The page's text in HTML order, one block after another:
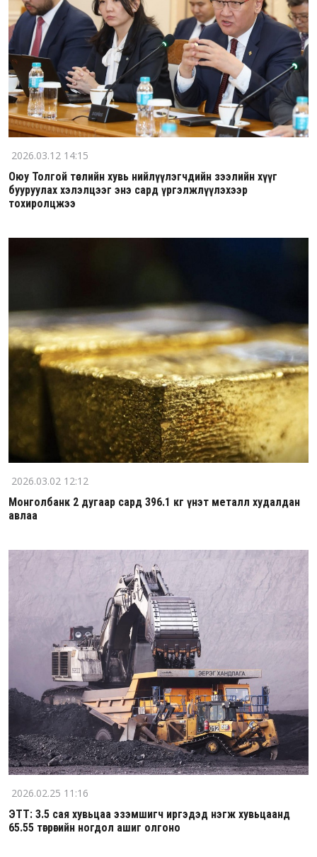
2026.03.12 14:15
Оюу Толгой төслийн хувь нийлүүлэгчдийн зээлийн хүүг
бууруулах хэлэлцээг энэ сард үргэлжлүүлэхээр
тохиролцжээ
2026.03.02 12:12
Монголбанк 2 дугаар сард 396.1 кг үнэт металл худалдан
авлаа
2026.02.25 11:16
ЭТТ: 3.5 сая хувьцаа эзэмшигч иргэдэд нэгж хувьцаанд
65.55 төгрөгийн ногдол ашиг олгоно